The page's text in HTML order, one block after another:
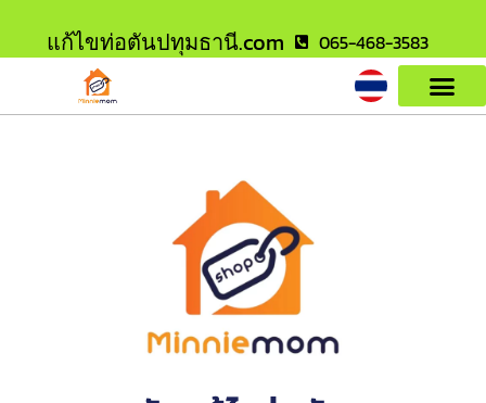
แก้ไขท่อตันปทุมธานี.com 065-468-3583